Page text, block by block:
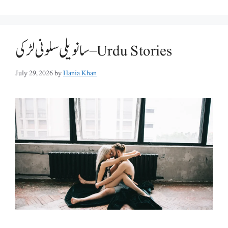
سانویلی سلونی لڑکی – Urdu Stories
July 29, 2026byHania Khan